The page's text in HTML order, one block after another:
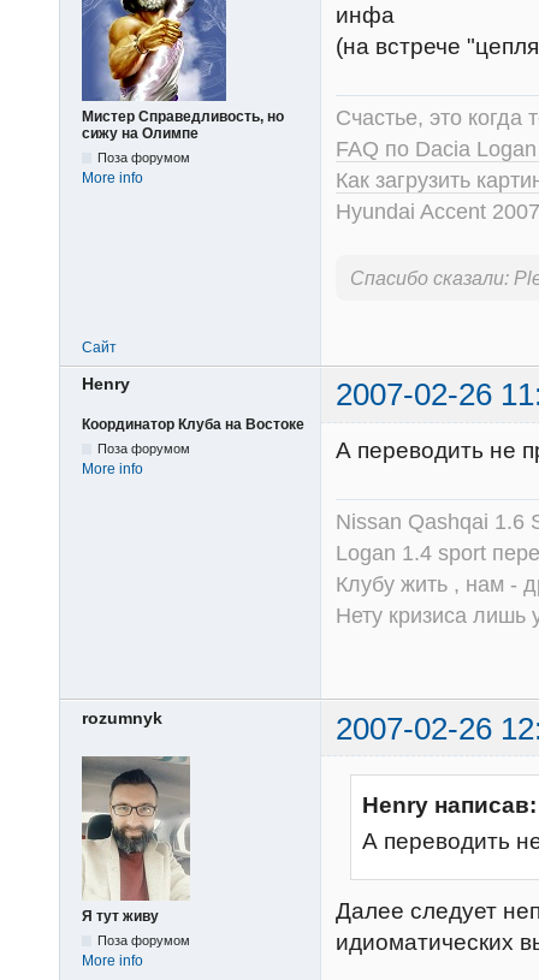
Мистер Справедливость, но
сижу на Олимпе
Поза форумом
More info
инфа
(на встрече
Счастье, это когда
FAQ по Dacia
Как загрузить
Hyundai Accent
Спасибо сказали:
Сайт
Henry 2007-02-26
Координатор Клуба на Востоке
Поза форумом
More info
А переводить не
Nissan Qashqai 1.6
Logan 1.4 sport
Клубу жить , нам -
Нету кризиса
rozumnyk 2007-02-26
Я тут живу
Поза форумом
More info
Henry написав:
А переводить
Далее следует
идиоматических